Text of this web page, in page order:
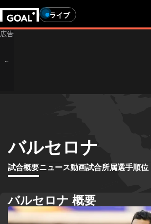
ライブ
バルセロナ
試合概要ニュース動画試合所属選手順位
バルセロナ 概要